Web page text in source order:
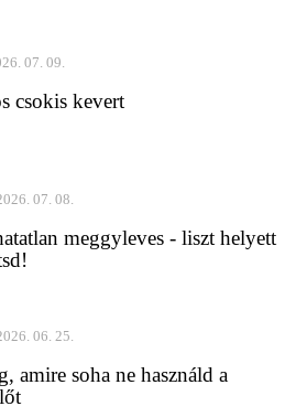
07. 09.
csokis kevert
07. 08.
meggyleves - liszt helyett
06. 25.
amire soha ne használd a